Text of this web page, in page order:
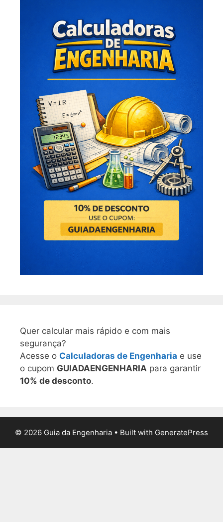
Quer calcular mais rápido e com mais
segurança?
Acesse o Calculadoras de Engenharia e use
o cupom GUIADAENGENHARIA para garantir
10% de desconto.
© 2026 Guia da Engenharia • Built with GeneratePress